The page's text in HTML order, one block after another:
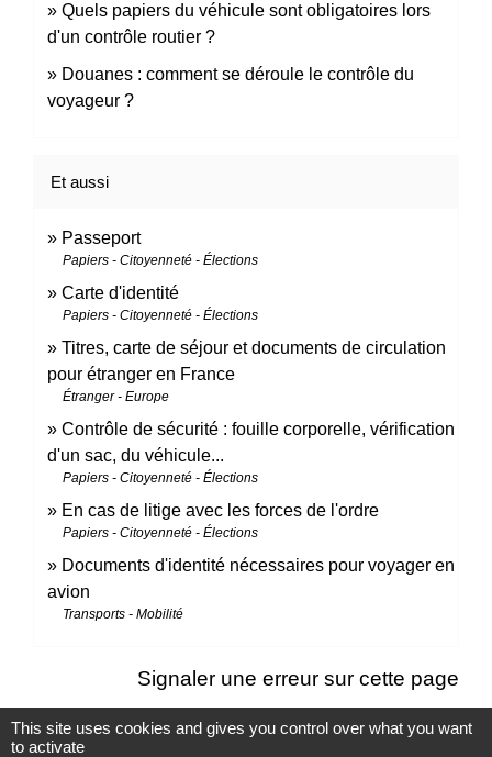
Quels papiers du véhicule sont obligatoires lors
d'un contrôle routier ?
Douanes : comment se déroule le contrôle du
voyageur ?
Et aussi
Passeport
Papiers - Citoyenneté - Élections
Carte d'identité
Papiers - Citoyenneté - Élections
Titres, carte de séjour et documents de circulation
pour étranger en France
Étranger - Europe
Contrôle de sécurité : fouille corporelle, vérification
d'un sac, du véhicule...
Papiers - Citoyenneté - Élections
En cas de litige avec les forces de l'ordre
Papiers - Citoyenneté - Élections
Documents d'identité nécessaires pour voyager en
avion
Transports - Mobilité
Signaler une erreur sur cette page
This site uses cookies and gives you control over what you want
to activate